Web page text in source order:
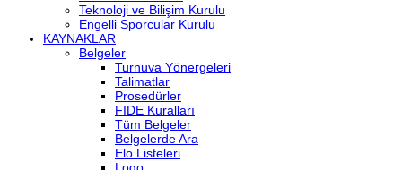
Teknoloji ve Bilişim Kurulu
Engelli Sporcular Kurulu
KAYNAKLAR
Belgeler
Turnuva Yönergeleri
Talimatlar
Prosedürler
FIDE Kuralları
Tüm Belgeler
Belgelerde Ara
Elo Listeleri